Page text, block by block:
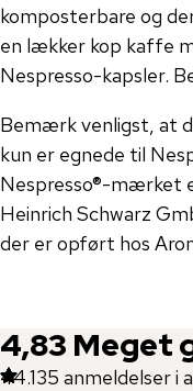
komposterbare og
en lækker kop kaffe
Nespresso-kapsler.
Bemærk venligst, at
kun er egnede til
Nespresso®-mærket
Heinrich Schwarz
der er opført hos
4,83 Meget
44.135 anmeldelser i